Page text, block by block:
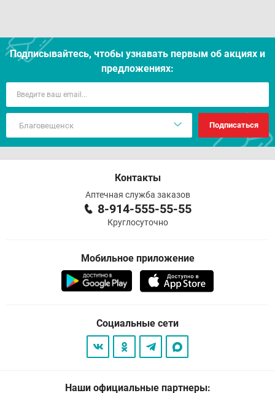
Подписывайтесь, чтобы узнавать первым об акцияx и
предложениях:
Подписаться
Контакты
Аптечная служба заказов
8-914-555-55-55
Круглосуточно
Мобильное приложение
Социальные сети
Наши официальные партнеры: